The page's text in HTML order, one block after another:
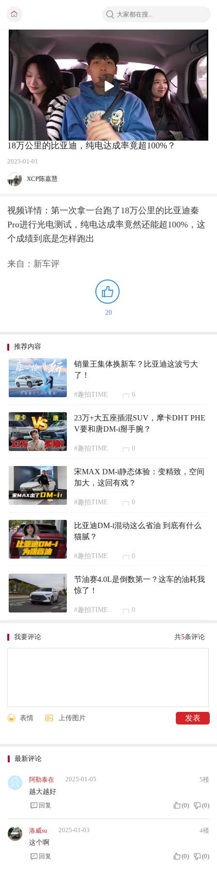
放
18万公里的比亚迪，纯电达成率竟超100%？
2025-01-01
XCP陈嘉慧
视频详情：第一次拿一台跑了18万公里的比亚迪秦
Pro进行光电测试，纯电达成率竟然还能超100%，这
个成绩到底是怎样跑出
来自：新车评
20
推荐内容
销量王集体换新车？比亚迪这波亏大
了！
#趣拍TIME 6
23万+大五座插混SUV，摩卡DHT PHE
V要和唐DM-i掰手腕？
#趣拍TIME 0
宋MAX DM-i静态体验：变精致，空间
加大，这回有戏？
#趣拍TIME 0
比亚迪DM-i混动这么省油 到底有什么
猫腻？
#趣拍TIME 0
节油赛4.0L是倒数第一？这车的油耗我
惊了！
#趣拍TIME 0
共5条评论
我要评论
表情 上传图片
最新评论
阿勒泰在 2025-01-05
5楼
越大越好
回复
(0) (0)
洛威su 2025-01-03
4楼
这个啊
回复
(0) (0)